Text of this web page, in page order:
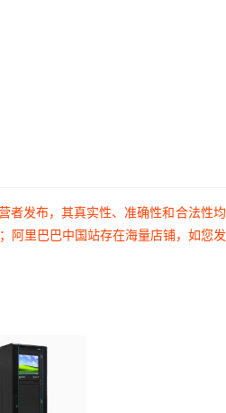
者发布，其真实性、准确性和合法性
阿里巴巴中国站存在海量店铺，如您